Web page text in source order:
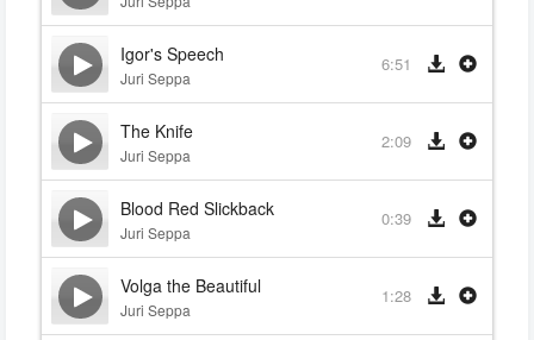
Igor's Speech
Juri Seppa
6:51
The Knife
Juri Seppa
2:09
Blood Red Slickback
Juri Seppa
0:39
Volga the Beautiful
Juri Seppa
1:28